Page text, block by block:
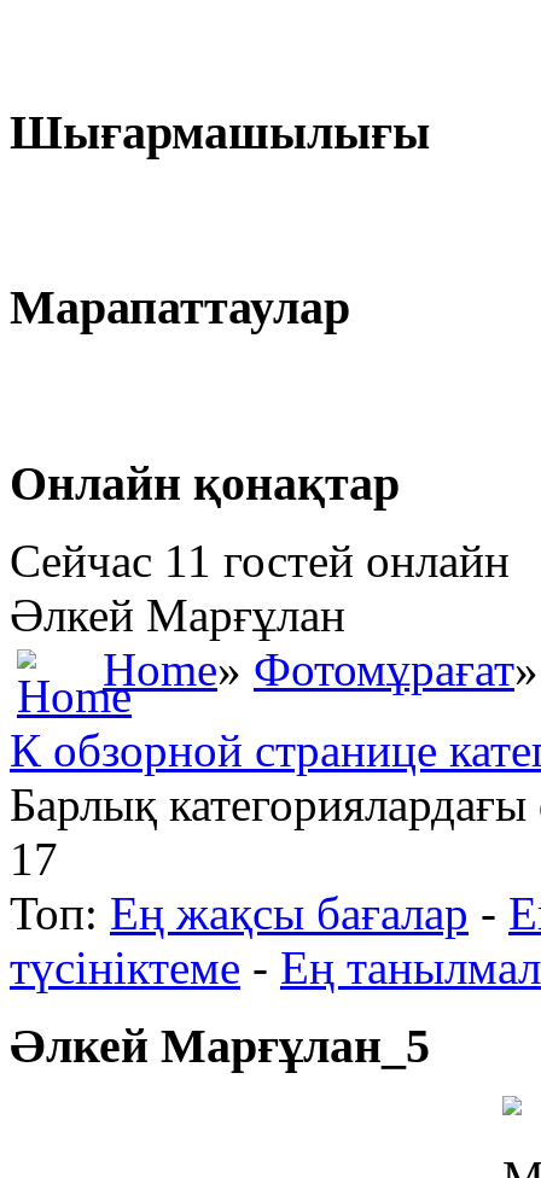
Шығармашылығы
Марапаттаулар
Онлайн қонақтар
Сейчас 11 гостей онлайн
Әлкей Марғұлан
Home» Фотомұрағат
К обзорной странице
Барлық
17
Топ: Ең жақсы бағалар -
түсініктеме - Ең танылмал
Әлкей Марғұлан_5